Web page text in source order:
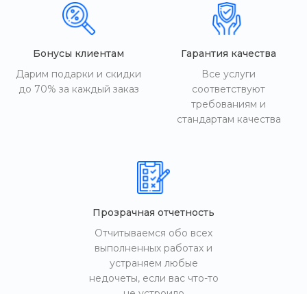
Бонусы клиентам
Дарим подарки и скидки
до 70% за каждый заказ
Гарантия качества
Все услуги
соответствуют
требованиям и
стандартам качества
Прозрачная отчетность
Отчитываемся обо всех
выполненных работах и
устраняем любые
недочеты, если вас что-то